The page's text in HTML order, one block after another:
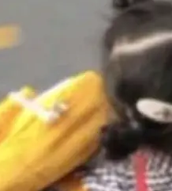
，每 token
不仅是显
听懂。通过
文字直接给
“理解语
3.0 previe
粤语、吴语
片区。在开
在多语种的
京ICP备2025119063号